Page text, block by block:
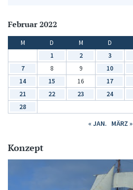
Februar 2022
M D M D
1
2 3
7
8 9 10
14
15 16 17
21
22 23 24
28
« JAN. MÄRZ »
Konzept